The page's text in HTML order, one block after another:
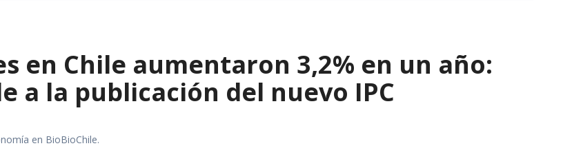
en Chile aumentaron 3,2% en un año:
a la publicación del nuevo IPC
en BioBioChile.